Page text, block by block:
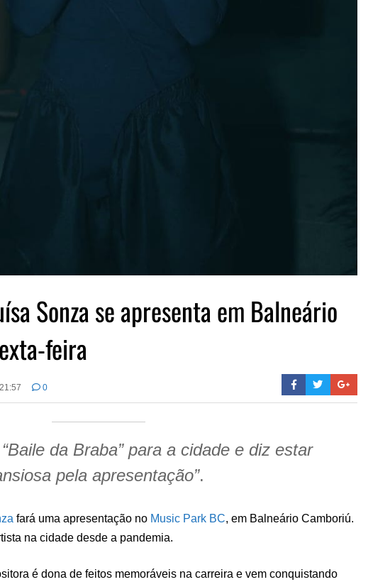
Sonza se apresenta em Balneário
feira
0
da Braba” para a cidade e diz estar
pela apresentação”.
fará uma apresentação no Music Park BC, em Balneário Camboriú.
na cidade desde a pandemia.
é dona de feitos memoráveis na carreira e vem conquistando